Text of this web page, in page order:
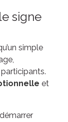
signe
simple
et